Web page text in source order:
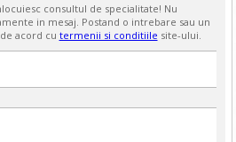
consultul de specialitate! Nu
in mesaj. Postand o intrebare sau un
acord cu termenii si conditiile site-ului.